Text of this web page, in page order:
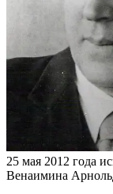
25 мая 2012 года
Венаимина